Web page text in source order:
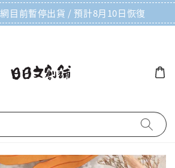
目前暫停出貨 / 預計8月10日恢復